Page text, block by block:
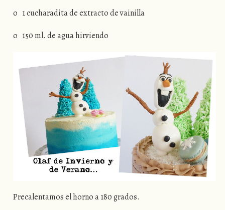
o 1 cucharadita de extracto de vainilla
o 150 ml. de agua hirviendo
Precalentamos el horno a 180 grados.